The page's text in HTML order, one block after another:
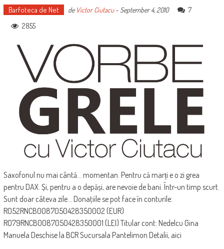
Barfoteca de Net de Victor Ciutacu- September 4, 2010
7
2855
Saxofonul nu mai cântă... momentan. Pentru că marți e o zi grea
pentru DAX. Și, pentru a o depăși, are nevoie de bani. Într-un timp scurt.
Sunt doar câteva zile... Donaţiile se pot face în conturile:
RO52RNCB0087050428350002 (EUR)
RO79RNCB0087050428350001 (LEI) Titular cont: Nedelcu Gina
Manuela Deschise la BCR Sucursala Pantelimon Detalii, aici